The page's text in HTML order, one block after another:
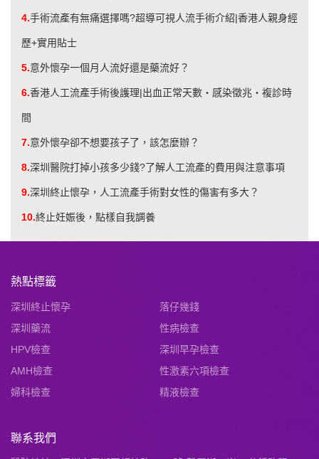
4.手術流產有無痛選擇嗎?超導可視人流手術介紹|香港人親身經
歷+實用貼士
5.意外懷孕一個月人流好還是藥流好？
6.香港人工流產手術後護理|出血正常天數・感染徵兆・複診時
間
7.意外懷孕卻不想要孩子了，該怎麼辦？
8.深圳醫院打掉小孩多少錢?了解人工流產的費用與注意事項
9.深圳終止懷孕，人工流產手術對女性的傷害有多大？
10.終止妊娠後，點樣自我調養
熱點標籤
深圳終止懷孕
落仔幾錢
深圳藥流
性病檢查
HPV檢查
深圳早孕檢查
AMH檢查
性激素六項檢查
婦科檢查
精液檢查
聯系我們